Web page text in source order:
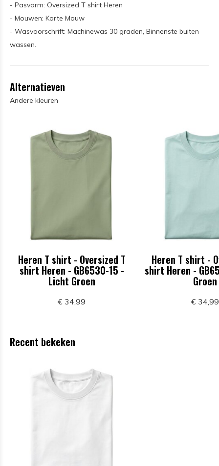
- Pasvorm: Oversized T shirt Heren
- Mouwen: Korte Mouw
- Wasvoorschrift: Machinewas 30 graden, Binnenste buiten
wassen.
Alternatieven
Andere kleuren
Heren T shirt - Oversized T
shirt Heren - GB6530-15 -
Licht Groen
€ 34,99
Heren T shirt -
shirt Heren -
Groen
€ 34,99
Recent bekeken